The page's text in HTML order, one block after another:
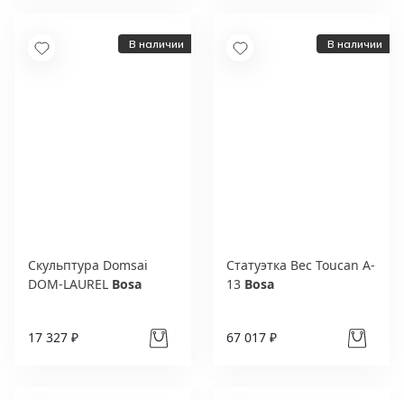
В наличии
Скульптура Domsai
DOM-LAUREL Bosa
17 327 ₽
В наличии
Статуэтка Bec Toucan A-
13 Bosa
67 017 ₽